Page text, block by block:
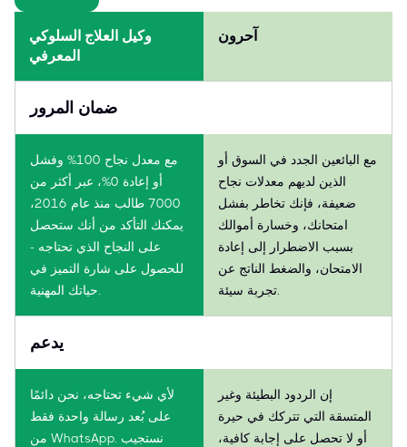
وكيل العلاج السلوكي
المعرفي
آحرون
ضمان المرور
مع معدل نجاح 100% وفشل
أو إعادة 0%، عبر أكثر من
7000 طالب منذ عام 2016،
يمكنك التأكد من أنك ستحصل
على النجاح الذي تحتاجه -
للحصول على شارة التميز في
مع البائعين الجدد في السوق أو
الذين لديهم معدلات نجاح
ضعيفة، فإنك تخاطر بفشل
امتحانك، وخسارة أموالك
بسبب الاضطرار إلى إعادة
الامتحان، والضغط الناتج عن
يدعم
لأي شيء تحتاجه، نحن دائمًا
على بُعد رسالة واحدة فقط
من WhatsApp. نستجيب
إن الردود البطيئة وغير
المتسقة التي تتركك في حيرة
أو لا تحصل على إجابة كافية،